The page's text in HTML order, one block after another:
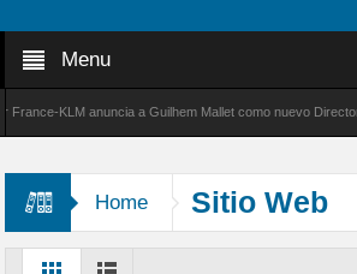
Menu
KLM anuncia a Guilhem Mallet como nuevo Director
Home Sitio Web